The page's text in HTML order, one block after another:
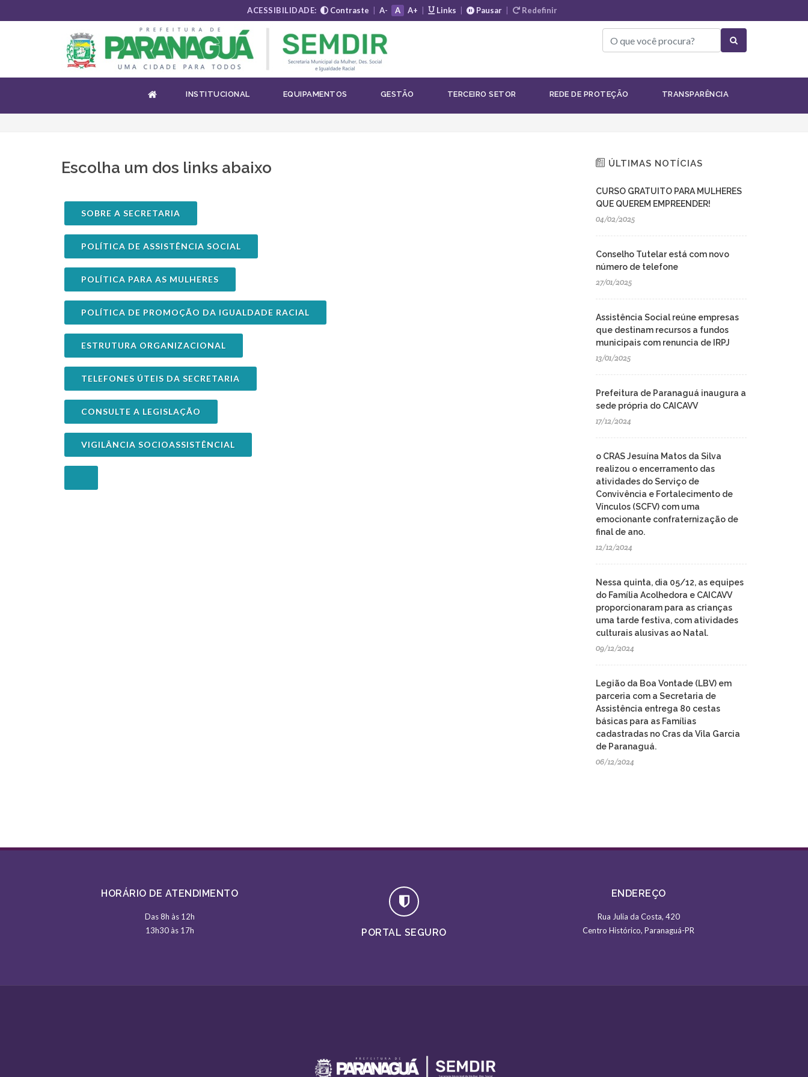
ACESSIBILIDADE: Contraste A- A A+ Links Pausar Redefinir
INSTITUCIONAL EQUIPAMENTOS GESTÃO TERCEIRO SETOR REDE DE PROTEÇÃO TRANSPARÊNCIA
INSTITUCIONAL Institucional
Escolha um dos links abaixo
SOBRE A SECRETARIA
POLÍTICA DE ASSISTÊNCIA SOCIAL
POLÍTICA PARA AS MULHERES
POLÍTICA DE PROMOÇÃO DA IGUALDADE RACIAL
ESTRUTURA ORGANIZACIONAL
TELEFONES ÚTEIS DA SECRETARIA
CONSULTE A LEGISLAÇÃO
VIGILÂNCIA SOCIOASSISTÊNCIAL
ÚLTIMAS NOTÍCIAS
CURSO GRATUITO PARA MULHERES
QUE QUEREM EMPREENDER!
04/02/2025
Conselho Tutelar está com novo
número de telefone
27/01/2025
Assistência Social reúne empresas
que destinam recursos a fundos
municipais com renuncia de IRPJ
13/01/2025
Prefeitura de Paranaguá inaugura a
sede própria do CAICAVV
17/12/2024
o CRAS Jesuína Matos da Silva
realizou o encerramento das
atividades do Serviço de
Convivência e Fortalecimento de
Vínculos (SCFV) com uma
emocionante confraternização de
final de ano.
12/12/2024
Nessa quinta, dia 05/12, as equipes
do Família Acolhedora e CAICAVV
proporcionaram para as crianças
uma tarde festiva, com atividades
culturais alusivas ao Natal.
09/12/2024
Legião da Boa Vontade (LBV) em
parceria com a Secretaria de
Assistência entrega 80 cestas
básicas para as Famílias
cadastradas no Cras da Vila Garcia
de Paranaguá.
06/12/2024
HORÁRIO DE ATENDIMENTO
Das 8h às 12h
13h30 às 17h
PORTAL SEGURO
ENDEREÇO
Rua Julia da Costa, 420
Centro Histórico, Paranaguá-PR